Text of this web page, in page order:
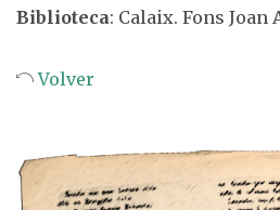
Biblioteca: Calaix. Fons Joan
Volver